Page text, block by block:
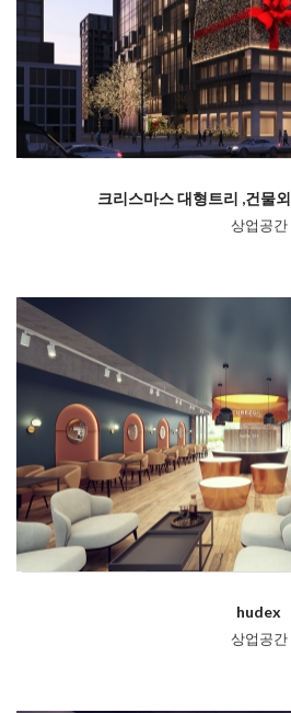
크리스마스 대형트리 ,건물
상업공간
hudex
상업공간